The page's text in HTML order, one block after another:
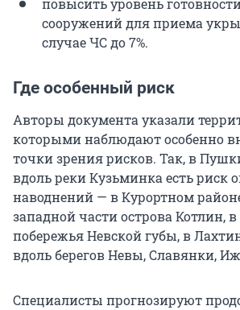
повысить уровень
сооружений для приема
случае ЧС до 7%.
Где особенный риск
Авторы документа указали
которыми наблюдают особенно
точки зрения рисков. Так, в
вдоль реки Кузьминка есть риск
наводнений — в Курортном
западной части острова Котлин,
побережья Невской губы, в
вдоль берегов Невы, Славянки,
Специалисты прогнозируют